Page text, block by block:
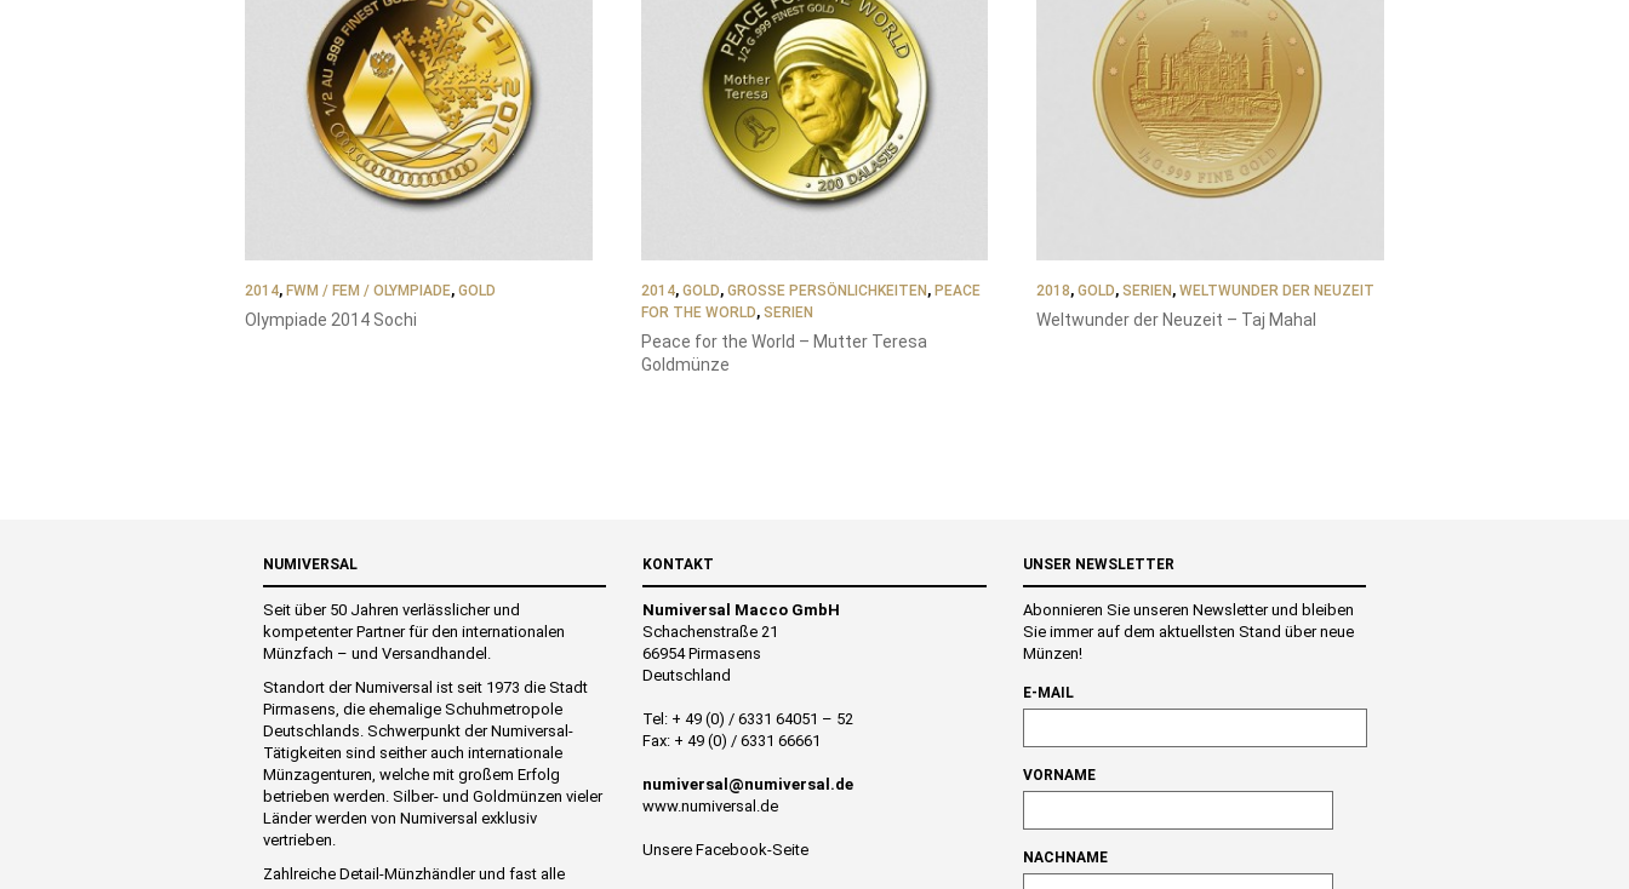
2014, FWM / FEM / OLYMPIADE, GOLD
Olympiade 2014 Sochi
2014, GOLD, GROSSE PERSÖNLICHKEITEN , PEACE
FOR THE WORLD, SERIEN
Peace for the World – Mutter Teresa
Goldmünze
2018,GOLD,SERIEN ,WELTWUNDER DER NEUZEIT
Weltwunder der Neuzeit – Taj Mahal
NUMIVERSAL
Seit über 50 Jahren verlässlicher und
kompetenter Partner für den internationalen
Münzfach – und Versandhandel.
Standort der Numiversal ist seit 1973 die Stadt
Pirmasens, die ehemalige Schuhmetropole
Deutschlands. Schwerpunkt der Numiversal-
Tätigkeiten sind seither auch internationale
Münzagenturen, welche mit großem Erfolg
betrieben werden. Silber- und Goldmünzen vieler
Länder werden von Numiversal exklusiv
vertrieben.
Zahlreiche Detail-Münzhändler und fast alle
KONTAKT
Numiversal Macco GmbH
Schachenstraße 21
66954 Pirmasens
Deutschland
Tel: + 49 (0) / 6331 64051 – 52
Fax: + 49 (0) / 6331 66661
numiversal@numiversal.de
www.numiversal.de
Unsere Facebook-Seite
UNSER NEWSLETTER
Abonnieren Sie unseren Newsletter und bleiben
Sie immer auf dem aktuellsten Stand über neue
Münzen!
E-MAIL
VORNAME
NACHNAME